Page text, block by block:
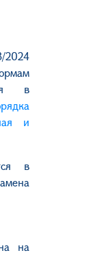
2024
в
и
в
​​на